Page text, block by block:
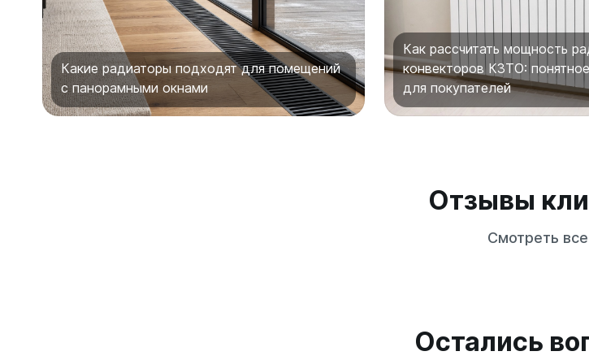
Какие радиаторы подходят для помещений
с панорамными окнами
Как рассчитать мощность
конвекторов КЗТО:
для покупателей
Отзывы
Смотреть все
Остались